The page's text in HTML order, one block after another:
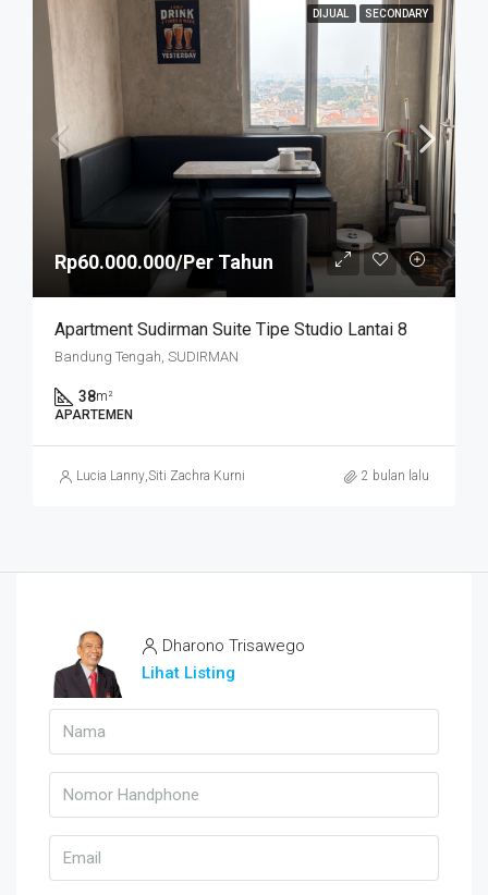
DIJUAL SECONDARY
Rp60.000.000/Per Tahun
Apartment Sudirman Suite Tipe Studio Lantai 8
Bandung Tengah, SUDIRMAN
38m²
APARTEMEN
Lucia Lanny,Siti Zachra Kurniasari 2 bulan lalu
Dharono Trisawego
Lihat Listing